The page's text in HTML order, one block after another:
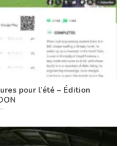
pour l’été – Édition